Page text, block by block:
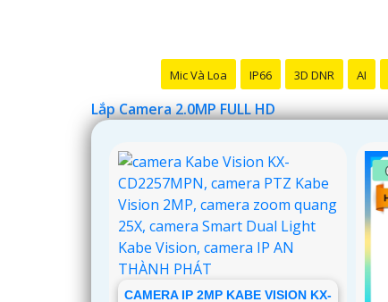
Mic Và Loa IP66 3D DNR AI
Lắp Camera 2.0MP FULL HD
CAMERA IP 2MP KABE VISION KX-